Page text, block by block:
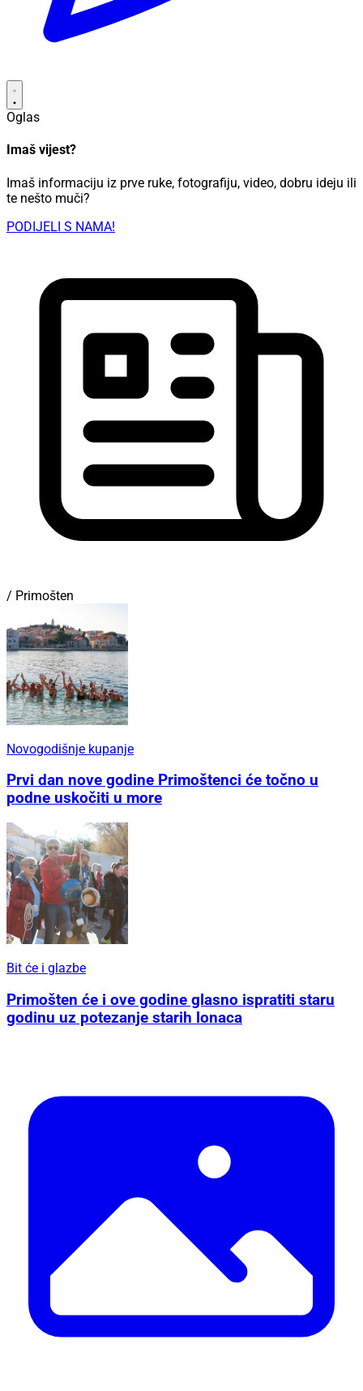
Oglas
Imaš vijest?
Imaš informaciju iz prve ruke, fotografiju, video, dobru ideju ili
te nešto muči?
PODIJELI S NAMA!
/ Primošten
Novogodišnje kupanje
Prvi dan nove godine Primoštenci će točno u
podne uskočiti u more
Bit će i glazbe
Primošten će i ove godine glasno ispratiti staru
godinu uz potezanje starih lonaca